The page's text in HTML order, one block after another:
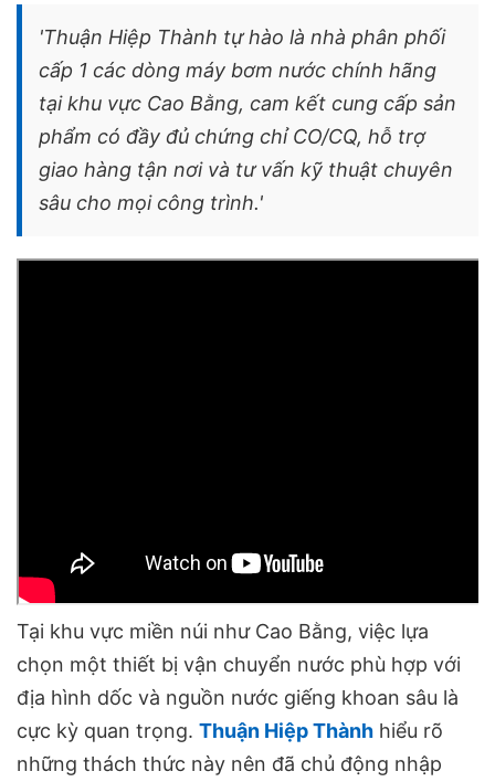
'Thuận Hiệp Thành tự hào là nhà phân phối
cấp 1 các dòng máy bơm nước chính hãng
tại khu vực Cao Bằng, cam kết cung cấp sản
phẩm có đầy đủ chứng chỉ CO/CQ, hỗ trợ
giao hàng tận nơi và tư vấn kỹ thuật chuyên
sâu cho mọi công trình.'
Tại khu vực miền núi như Cao Bằng, việc lựa
chọn một thiết bị vận chuyển nước phù hợp với
địa hình dốc và nguồn nước giếng khoan sâu là
cực kỳ quan trọng. Thuận Hiệp Thành hiểu rõ
những thách thức này nên đã chủ động nhập